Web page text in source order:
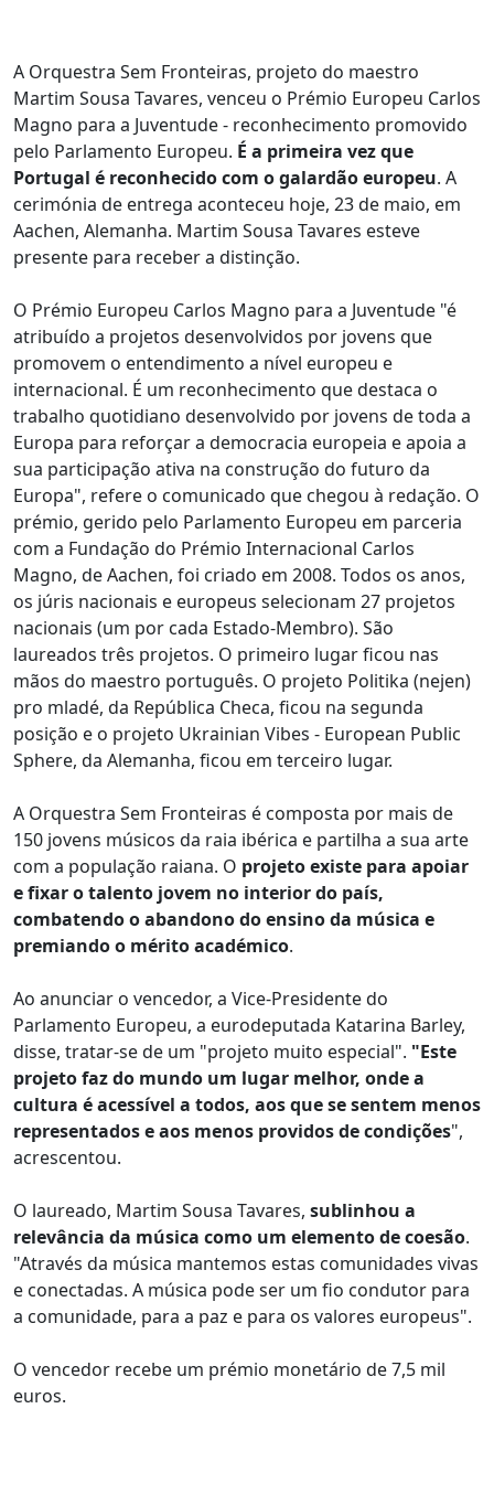
A Orquestra Sem Fronteiras, projeto do maestro
Martim Sousa Tavares, venceu o Prémio Europeu Carlos
Magno para a Juventude - reconhecimento promovido
pelo Parlamento Europeu. É a primeira vez que
Portugal é reconhecido com o galardão europeu. A
cerimónia de entrega aconteceu hoje, 23 de maio, em
Aachen, Alemanha. Martim Sousa Tavares esteve
presente para receber a distinção.
O Prémio Europeu Carlos Magno para a Juventude "é
atribuído a projetos desenvolvidos por jovens que
promovem o entendimento a nível europeu e
internacional. É um reconhecimento que destaca o
trabalho quotidiano desenvolvido por jovens de toda a
Europa para reforçar a democracia europeia e apoia a
sua participação ativa na construção do futuro da
Europa", refere o comunicado que chegou à redação. O
prémio, gerido pelo Parlamento Europeu em parceria
com a Fundação do Prémio Internacional Carlos
Magno, de Aachen, foi criado em 2008. Todos os anos,
os júris nacionais e europeus selecionam 27 projetos
nacionais (um por cada Estado-Membro). São
laureados três projetos. O primeiro lugar ficou nas
mãos do maestro português. O projeto Politika (nejen)
pro mladé, da República Checa, ficou na segunda
posição e o projeto Ukrainian Vibes - European Public
Sphere, da Alemanha, ficou em terceiro lugar.
A Orquestra Sem Fronteiras é composta por mais de
150 jovens músicos da raia ibérica e partilha a sua arte
com a população raiana. O projeto existe para apoiar
e fixar o talento jovem no interior do país,
combatendo o abandono do ensino da música e
premiando o mérito académico.
Ao anunciar o vencedor, a Vice-Presidente do
Parlamento Europeu, a eurodeputada Katarina Barley,
disse, tratar-se de um "projeto muito especial". "Este
projeto faz do mundo um lugar melhor, onde a
cultura é acessível a todos, aos que se sentem menos
representados e aos menos providos de condições",
acrescentou.
O laureado, Martim Sousa Tavares, sublinhou a
relevância da música como um elemento de coesão.
"Através da música mantemos estas comunidades vivas
e conectadas. A música pode ser um fio condutor para
a comunidade, para a paz e para os valores europeus".
O vencedor recebe um prémio monetário de 7,5 mil
euros.